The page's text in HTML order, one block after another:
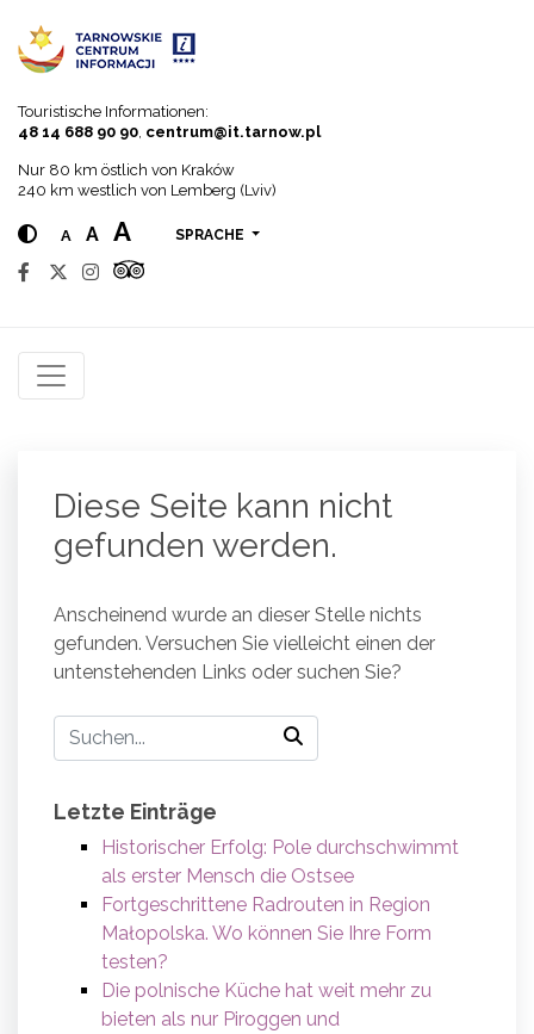
Touristische Informationen:
48 14 688 90 90 centrum@it.tarnow.pl
Nur 80 km östlich von Kraków
240 km westlich von Lemberg (Lviv)
A A A SPRACHE
Diese Seite kann nicht
gefunden werden.
Anscheinend wurde an dieser Stelle nichts
gefunden. Versuchen Sie vielleicht einen der
untenstehenden Links oder suchen Sie?
Letzte Einträge
Historischer Erfolg: Pole durchschwimmt
als erster Mensch die Ostsee
Fortgeschrittene Radrouten in Region
Małopolska. Wo können Sie Ihre Form
testen?
Die polnische Küche hat weit mehr zu
bieten als nur Piroggen und